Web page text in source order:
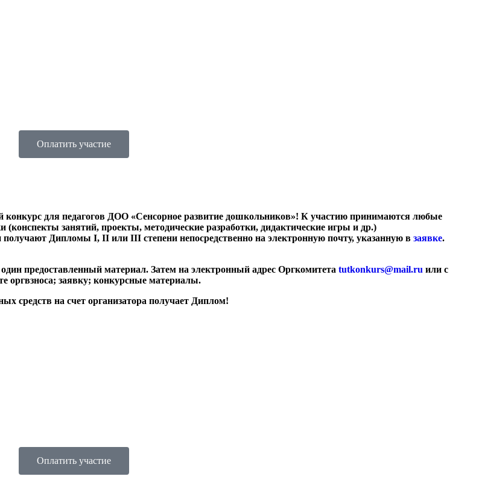
Оплатить участие
конкурс для педагогов ДОО «Сенсорное развитие дошкольников»! К участию принимаются любые
занятий, проекты, методические разработки, дидактические игры и др.)
Дипломы I, II или III степени непосредственно на электронную почту, указанную в заявке.
предоставленный материал. Затем на электронный адрес Оргкомитета tutkonkurs@mail.ru или с
оргвзноса; заявку; конкурсные материалы.
средств на счет организатора получает Диплом!
Оплатить участие